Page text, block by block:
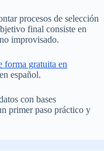
procesos de selección
final consiste en
improvisado.
forma gratuita en
español.
con bases
primer paso práctico y